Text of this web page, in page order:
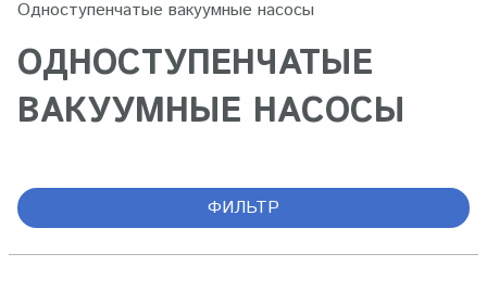
Одноступенчатые вакуумные насосы
ОДНОСТУПЕНЧАТЫЕ
ВАКУУМНЫЕ НАСОСЫ
ФИЛЬТР